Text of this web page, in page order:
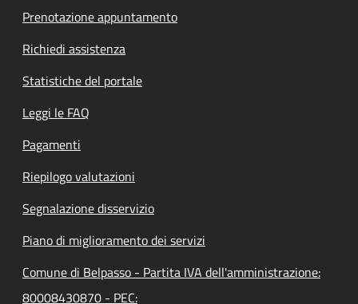
Prenotazione appuntamento
Richiedi assistenza
Statistiche del portale
Leggi le FAQ
Pagamenti
Riepilogo valutazioni
Segnalazione disservizio
Piano di miglioramento dei servizi
Comune di Belpasso - Partita IVA dell'amministrazione:
80008430870 - PEC: